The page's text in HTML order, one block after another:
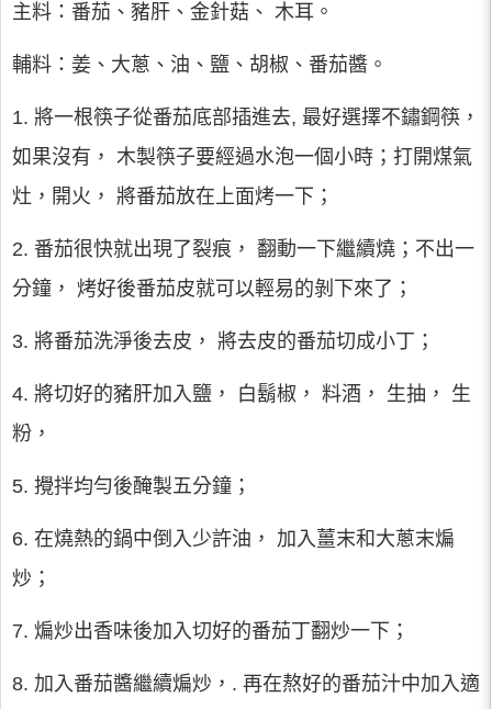
主料：番茄、豬肝、金針菇、 木耳。
輔料：姜、大蔥、油、鹽、胡椒、番茄醬。
1. 將一根筷子從番茄底部插進去, 最好選擇不鏽鋼筷，
如果沒有， 木製筷子要經過水泡一個小時；打開煤氣
灶，開火， 將番茄放在上面烤一下；
2. 番茄很快就出現了裂痕， 翻動一下繼續燒；不出一
分鐘， 烤好後番茄皮就可以輕易的剝下來了；
3. 將番茄洗淨後去皮， 將去皮的番茄切成小丁；
4. 將切好的豬肝加入鹽， 白鬍椒， 料酒， 生抽， 生
粉，
5. 攪拌均勻後醃製五分鐘；
6. 在燒熱的鍋中倒入少許油， 加入薑末和大蔥末煸
炒；
7. 煸炒出香味後加入切好的番茄丁翻炒一下；
8. 加入番茄醬繼續煸炒，. 再在熬好的番茄汁中加入適